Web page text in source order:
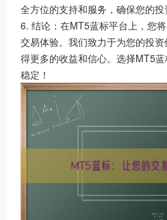
全方位的支持和服务，确保您的投
6. 结论：在MT5蓝标平台上，您
交易体验。我们致力于为您的投
得更多的收益和信心。选择MT5
稳定！